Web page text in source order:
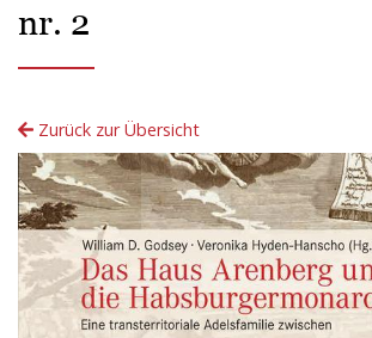
nr. 2
Zurück zur Übersicht